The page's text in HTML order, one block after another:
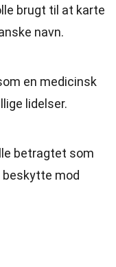
brugt til at karte
navn.
en medicinsk
lidelser.
betragtet som
beskytte mod